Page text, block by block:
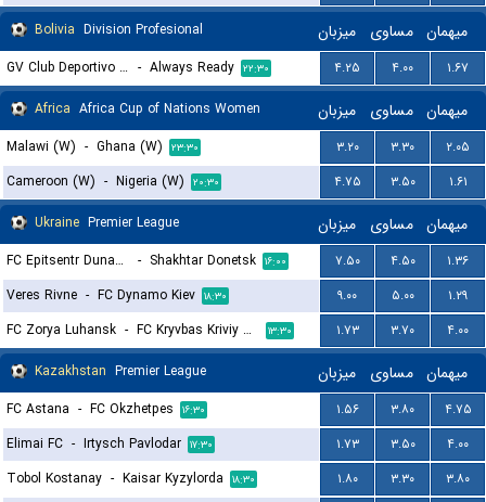
Bolivia Division Profesional میزبان مساوی میهمان
GV Club Deportivo San Jose de Oruro - Always Ready ۲۲:۳۰ ۴.۲۵ ۴.۰۰
۱.۶۷
Africa Africa Cup of Nations Women میزبان مساوی میهمان
Malawi (W) - Ghana (W) ۲۳:۳۰ ۳.۲۰ ۳.۳۰
۲.۰۵
Cameroon (W) - Nigeria (W) ۲۰:۳۰ ۴.۷۵ ۳.۵۰
۱.۶۱
Ukraine Premier League میزبان مساوی میهمان
FC Epitsentr Dunayivtsi - Shakhtar Donetsk ۱۶:۰۰ ۷.۵۰ ۴.۵۰
۱.۳۶
Veres Rivne - FC Dynamo Kiev ۱۸:۳۰ ۹.۰۰ ۵.۰۰
۱.۲۹
FC Zorya Luhansk - FC Kryvbas Kriviy Rih ۱۳:۳۰ ۱.۷۳ ۳.۷۰
۴.۰۰
Kazakhstan Premier League میزبان مساوی میهمان
FC Astana - FC Okzhetpes ۱۶:۳۰ ۱.۵۶ ۳.۸۰
۴.۷۵
Elimai FC - Irtysch Pavlodar ۱۷:۳۰ ۱.۷۳ ۳.۵۰
۴.۰۰
Tobol Kostanay - Kaisar Kyzylorda ۱۸:۳۰ ۱.۸۰ ۳.۳۰
۳.۸۰